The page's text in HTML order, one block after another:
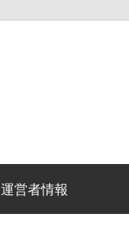
運営者情報